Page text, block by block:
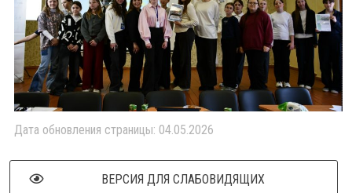
Дата обновления страницы: 04.05.2026
ВЕРСИЯ ДЛЯ СЛАБОВИДЯЩИХ